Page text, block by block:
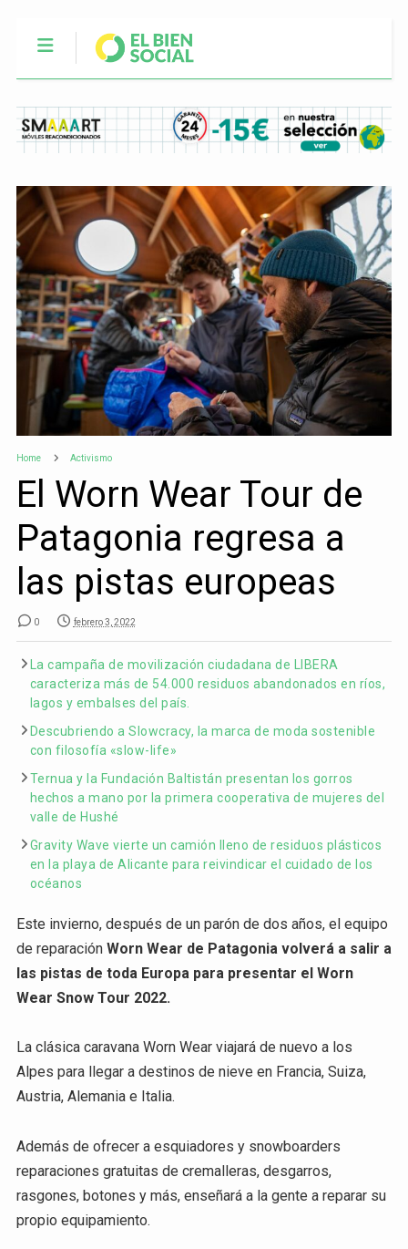
Home Activismo
El Worn Wear Tour de
Patagonia regresa a
las pistas europeas
0 febrero 3, 2022
La campaña de movilización ciudadana de LIBERA
caracteriza más de 54.000 residuos abandonados en ríos,
lagos y embalses del país.
Descubriendo a Slowcracy, la marca de moda sostenible
con filosofía «slow-life»
Ternua y la Fundación Baltistán presentan los gorros
hechos a mano por la primera cooperativa de mujeres del
valle de Hushé
Gravity Wave vierte un camión lleno de residuos plásticos
en la playa de Alicante para reivindicar el cuidado de los
océanos
Este invierno, después de un parón de dos años, el equipo
de reparación Worn Wear de Patagonia volverá a salir a
las pistas de toda Europa para presentar el Worn
Wear Snow Tour 2022.
La clásica caravana Worn Wear viajará de nuevo a los
Alpes para llegar a destinos de nieve en Francia, Suiza,
Austria, Alemania e Italia.
Además de ofrecer a esquiadores y snowboarders
reparaciones gratuitas de cremalleras, desgarros,
rasgones, botones y más, enseñará a la gente a reparar su
propio equipamiento.